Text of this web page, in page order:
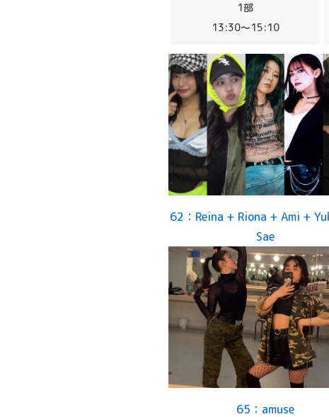
1部
13:30～15:10
62：Reina + Riona + Ami +
Sae
65：amuse